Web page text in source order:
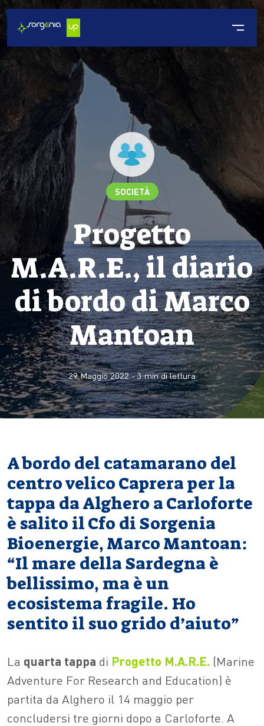
SOCIETÀ
Progetto
M.A.R.E., il diario
di bordo di Marco
Mantoan
29 Maggio 2022-3min di lettura
A bordo del catamarano del
centro velico Caprera per la
tappa da Alghero a Carloforte
è salito il Cfo di Sorgenia
Bioenergie, Marco Mantoan:
“Il mare della Sardegna è
bellissimo, ma è un
ecosistema fragile. Ho
sentito il suo grido d’aiuto”
La quarta tappa di Progetto M.A.R.E. (Marine
Adventure For Research and Education) è
partita da Alghero il 14 maggio per
concludersi tre giorni dopo a Carloforte. A